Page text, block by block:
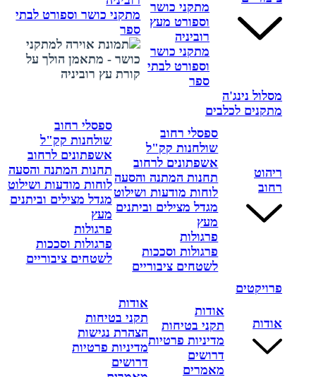
מתקני כושר
וספורט מעץ
רוביניה
מתקני כושר
וספורט לבתי
ספר
מתקני כושר וספורט לבתי
ספר
מסלול נינג'ה
מתקנים לכלבים
ריהוט
רחוב
ספסלי רחוב
שולחנות קק"ל
אשפתונים לרחוב
תחנות המתנה והסעה
לוחות מודעות ושילוט
מגדל מצילים וביתנים
מעץ
פרגולות
פרגולות וסככות
לשטחים ציבוריים
ספסלי רחוב
שולחנות קק"ל
אשפתונים לרחוב
תחנות המתנה והסעה
לוחות מודעות ושילוט
מגדל מצילים וביתנים
מעץ
פרגולות
פרגולות וסככות
לשטחים ציבוריים
פרויקטים
אודות
אודות
תקני בטיחות
מדיניות פרטיות
דרושים
מאמרים
אודות
תקני בטיחות
הצהרת נגישות
מדיניות פרטיות
דרושים